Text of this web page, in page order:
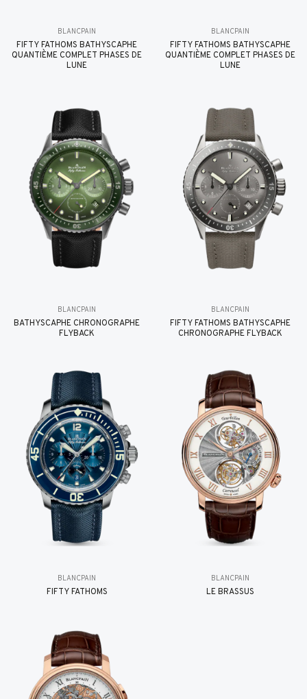
BLANCPAIN
FIFTY FATHOMS BATHYSCAPHE
QUANTIÈME COMPLET PHASES DE
LUNE
BLANCPAIN
FIFTY FATHOMS BATHYSCAPHE
QUANTIÈME COMPLET PHASES DE
LUNE
BLANCPAIN
BATHYSCAPHE CHRONOGRAPHE
FLYBACK
BLANCPAIN
FIFTY FATHOMS BATHYSCAPHE
CHRONOGRAPHE FLYBACK
BLANCPAIN
FIFTY FATHOMS
BLANCPAIN
LE BRASSUS